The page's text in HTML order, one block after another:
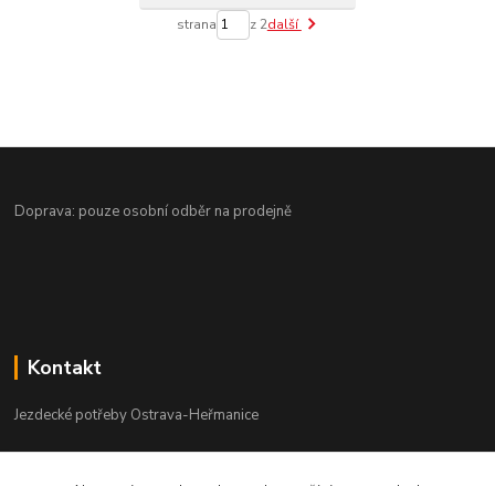
strana z 2další
Doprava: pouze osobní odběr na prodejně
Kontakt
Jezdecké potřeby Ostrava-Heřmanice